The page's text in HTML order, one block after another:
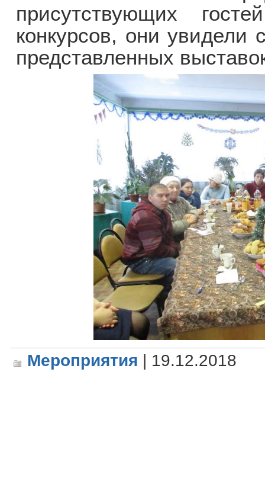
присутствующих
конкурсов, они увидели
представленных
Мероприятия | 19.12.2018